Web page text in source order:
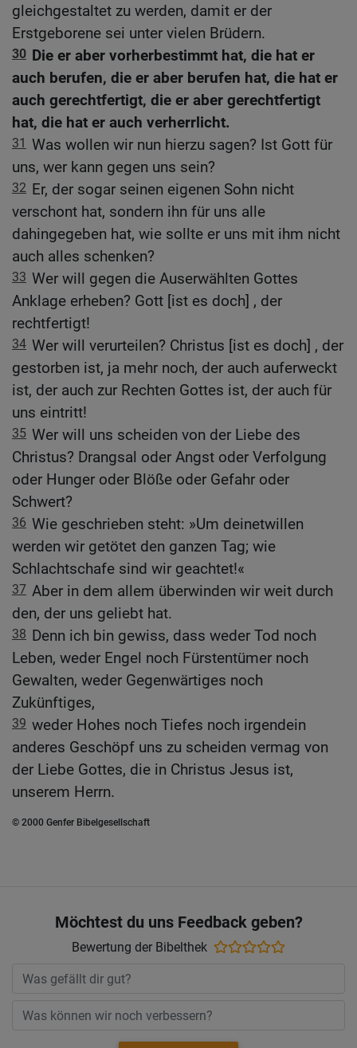
gleichgestaltet zu werden, damit er der
Erstgeborene sei unter vielen Brüdern.
30 Die er aber vorherbestimmt hat, die hat er
auch berufen, die er aber berufen hat, die hat er
auch gerechtfertigt, die er aber gerechtfertigt
hat, die hat er auch verherrlicht.
31 Was wollen wir nun hierzu sagen? Ist Gott für
uns, wer kann gegen uns sein?
32 Er, der sogar seinen eigenen Sohn nicht
verschont hat, sondern ihn für uns alle
dahingegeben hat, wie sollte er uns mit ihm nicht
auch alles schenken?
33 Wer will gegen die Auserwählten Gottes
Anklage erheben? Gott [ist es doch] , der
rechtfertigt!
34 Wer will verurteilen? Christus [ist es doch] , der
gestorben ist, ja mehr noch, der auch auferweckt
ist, der auch zur Rechten Gottes ist, der auch für
uns eintritt!
35 Wer will uns scheiden von der Liebe des
Christus? Drangsal oder Angst oder Verfolgung
oder Hunger oder Blöße oder Gefahr oder
Schwert?
36 Wie geschrieben steht: »Um deinetwillen
werden wir getötet den ganzen Tag; wie
Schlachtschafe sind wir geachtet!«
37 Aber in dem allem überwinden wir weit durch
den, der uns geliebt hat.
38 Denn ich bin gewiss, dass weder Tod noch
Leben, weder Engel noch Fürstentümer noch
Gewalten, weder Gegenwärtiges noch
Zukünftiges,
39 weder Hohes noch Tiefes noch irgendein
anderes Geschöpf uns zu scheiden vermag von
der Liebe Gottes, die in Christus Jesus ist,
unserem Herrn.
© 2000 Genfer Bibelgesellschaft
Möchtest du uns Feedback geben?
Bewertung der Bibelthek